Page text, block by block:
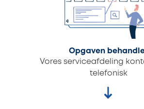
Opgaven
Vores serviceafdeling
telefonisk